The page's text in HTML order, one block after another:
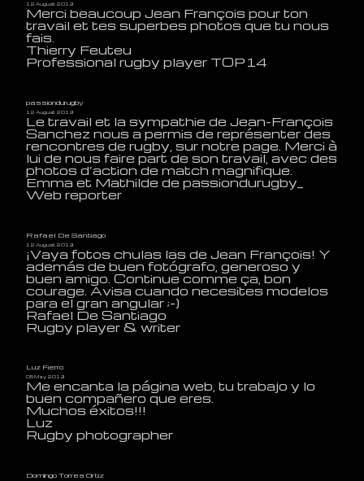
12 August 2019
Merci beaucoup Jean François pour ton
travail et tes superbes photos que tu nous
fais.
Thierry Feuteu
Professional rugby player TOP14
passiondurugby
12 August 2019
Le travail et la sympathie de Jean-François
Sanchez nous a permis de représenter des
rencontres de rugby, sur notre page. Merci à
lui de nous faire part de son travail, avec des
photos d’action de match magnifique.
Emma et Mathilde de passiondurugby_
Web reporter
Rafael De Santiago
12 August 2019
¡Vaya fotos chulas las de Jean François! Y
además de buen fotógrafo, generoso y
buen amigo. Continue comme ça, bon
courage. Avisa cuando necesites modelos
para el gran angular ;-)
Rafael De Santiago
Rugby player & writer
Luz Fierro
05 May 2019
Me encanta la página web, tu trabajo y lo
buen compañero que eres.
Muchos éxitos!!!
Luz
Rugby photographer
Domingo Torres Ortiz